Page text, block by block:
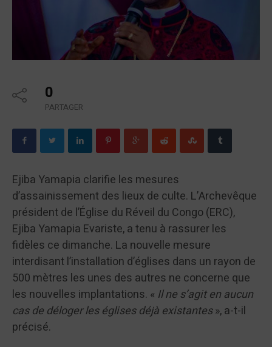
0
PARTAGER
Ejiba Yamapia clarifie les mesures
d’assainissement des lieux de culte. L’Archevêque
président de l’Église du Réveil du Congo (ERC),
Ejiba Yamapia Evariste, a tenu à rassurer les
fidèles ce dimanche. La nouvelle mesure
interdisant l’installation d’églises dans un rayon de
500 mètres les unes des autres ne concerne que
les nouvelles implantations. « Il ne s’agit en aucun
cas de déloger les églises déjà existantes», a-t-il
précisé.